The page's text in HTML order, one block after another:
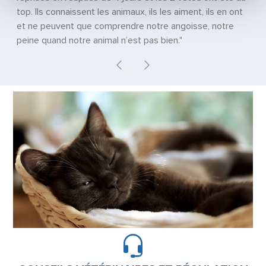
top. Ils connaissent les animaux, ils les aiment, ils en ont
et ne peuvent que comprendre notre angoisse, notre
peine quand notre animal n’est pas bien."
Previous